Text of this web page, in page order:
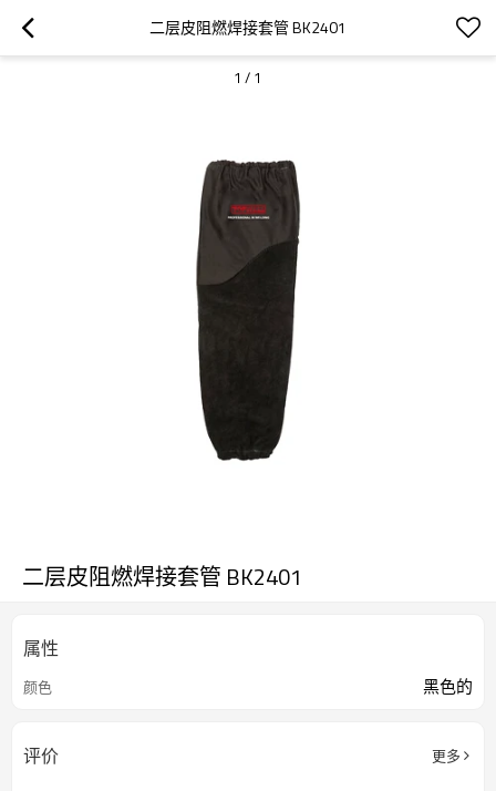
二层皮阻燃焊接套管 BK2401
1 / 1
二层皮阻燃焊接套管 BK2401
属性
颜色 黑色的
评价 更多